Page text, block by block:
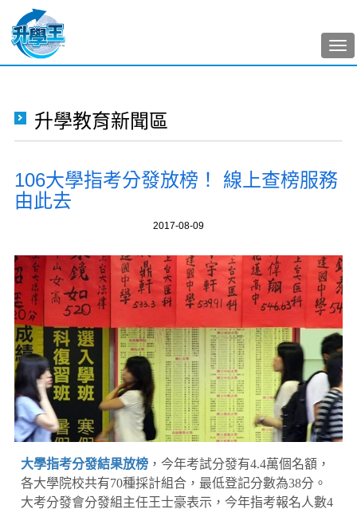
升學教育新聞區
106大學指考分發放榜！ 線上查榜服務
由此去
2017-08-09
大學指考分發結果放榜，今年考試分發有4.4萬個名額，
各大學院校共有70種採計組合，最低登記分數為38分。
大考分發會分發組主任王士豪表示，今年指考報名人數4